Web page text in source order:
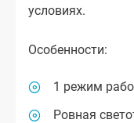
условиях.
Особенности:
1 режим
Ровная